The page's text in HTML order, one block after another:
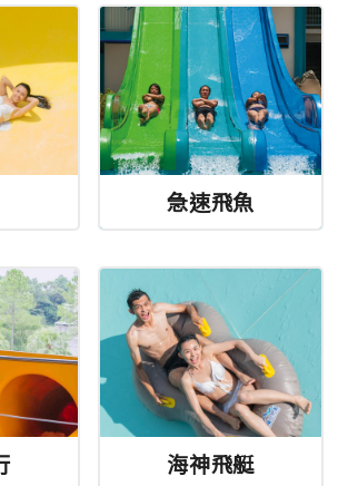
急速飛魚
海神飛艇